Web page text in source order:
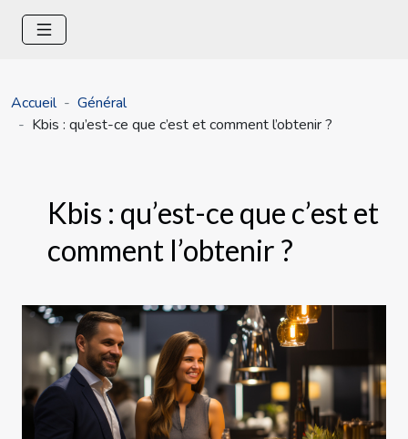
Accueil
Général
Kbis : qu’est-ce que c’est et comment l’obtenir ?
Kbis : qu’est-ce que c’est et
comment l’obtenir ?